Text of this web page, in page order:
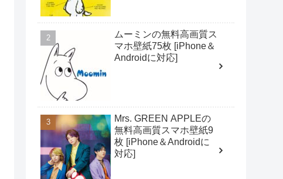
ムーミンの無料高画質ス
マホ壁紙75枚 [iPhone＆
Androidに対応]
Mrs. GREEN APPLEの
無料高画質スマホ壁紙9
枚 [iPhone＆Androidに
対応]